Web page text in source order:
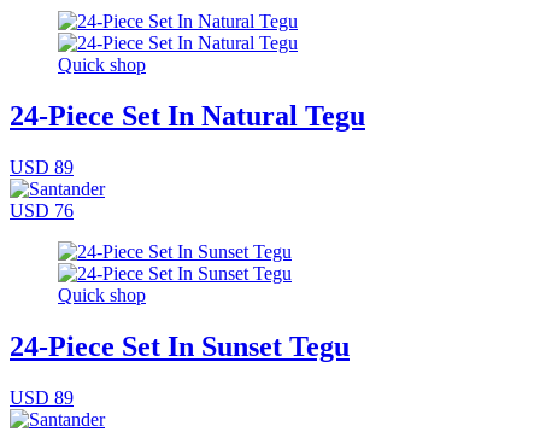
Quick shop
24-Piece Set In Natural Tegu
USD 89
USD 76
Quick shop
24-Piece Set In Sunset Tegu
USD 89